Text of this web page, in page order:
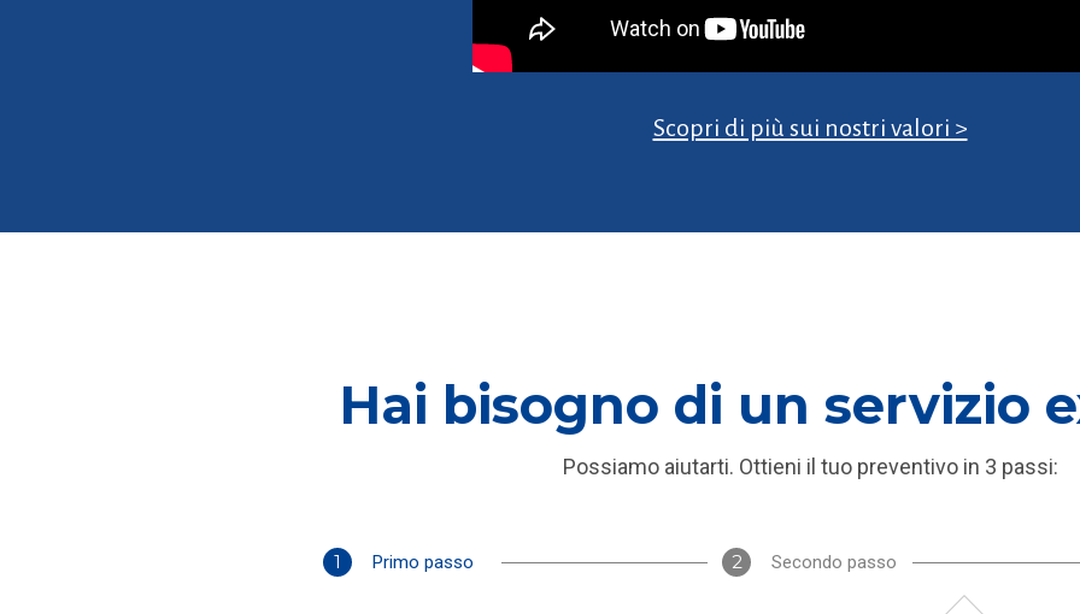
Scopri di più sui nostri valori >
Hai bisogno di un servizio
Possiamo aiutarti. Ottieni il tuo preventivo in 3 passi:
1 Primo passo 2 Secondo passo